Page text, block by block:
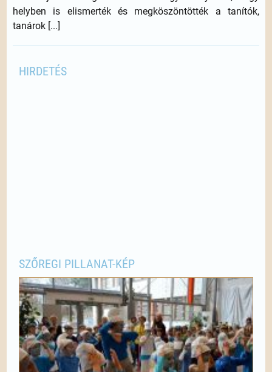
helyben is elismerték és megköszöntötték a tanítók,
tanárok [...]
HIRDETÉS
SZŐREGI PILLANAT-KÉP